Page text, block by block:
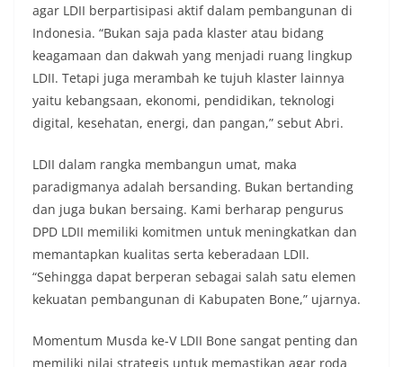
agar LDII berpartisipasi aktif dalam pembangunan di
Indonesia. “Bukan saja pada klaster atau bidang
keagamaan dan dakwah yang menjadi ruang lingkup
LDII. Tetapi juga merambah ke tujuh klaster lainnya
yaitu kebangsaan, ekonomi, pendidikan, teknologi
digital, kesehatan, energi, dan pangan,” sebut Abri.
LDII dalam rangka membangun umat, maka
paradigmanya adalah bersanding. Bukan bertanding
dan juga bukan bersaing. Kami berharap pengurus
DPD LDII memiliki komitmen untuk meningkatkan dan
memantapkan kualitas serta keberadaan LDII.
“Sehingga dapat berperan sebagai salah satu elemen
kekuatan pembangunan di Kabupaten Bone,” ujarnya.
Momentum Musda ke-V LDII Bone sangat penting dan
memiliki nilai strategis untuk memastikan agar roda